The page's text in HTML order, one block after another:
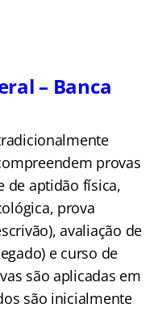
– Banca
provas
de aptidão física,
prova
avaliação de
e curso de
são aplicadas em
são inicialmente